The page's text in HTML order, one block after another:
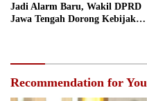
Jadi Alarm Baru, Wakil DPRD
Jawa Tengah Dorong Kebijakan
Recommendation for You